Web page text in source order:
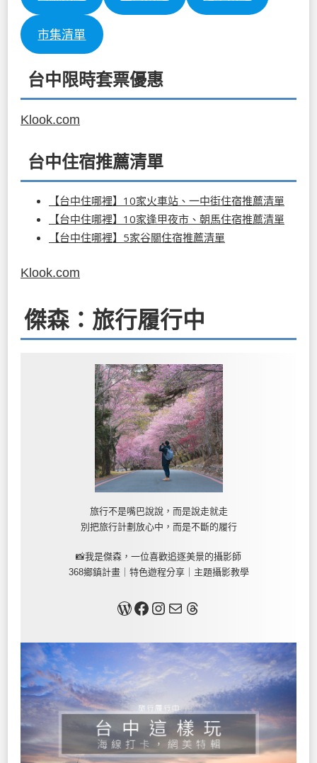
市集清單
台中限時套票優惠
Klook.com
台中住宿推薦清單
【台中住哪裡】10家火車站、一中街住宿推薦清單
【台中住哪裡】10家逢甲夜市、朝馬住宿推薦清單
【台中住哪裡】5家谷關住宿推薦清單
Klook.com
傑森：旅行履行中
旅行不是嘴巴說說，而是說走就走
別把旅行計劃放心中，而是不斷的履行
📸我是傑森，一位喜歡追逐美景的攝影師
368鄉鎮計畫｜特色遊程分享｜主題攝影教學
關於我Facebook InstagramMail Threads